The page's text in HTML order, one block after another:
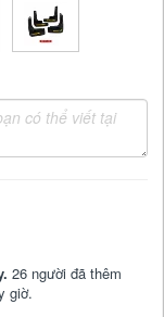
26 người đã thêm
giờ.